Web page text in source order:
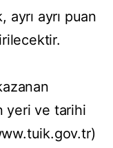
ayrı puan
yeri ve tarihi